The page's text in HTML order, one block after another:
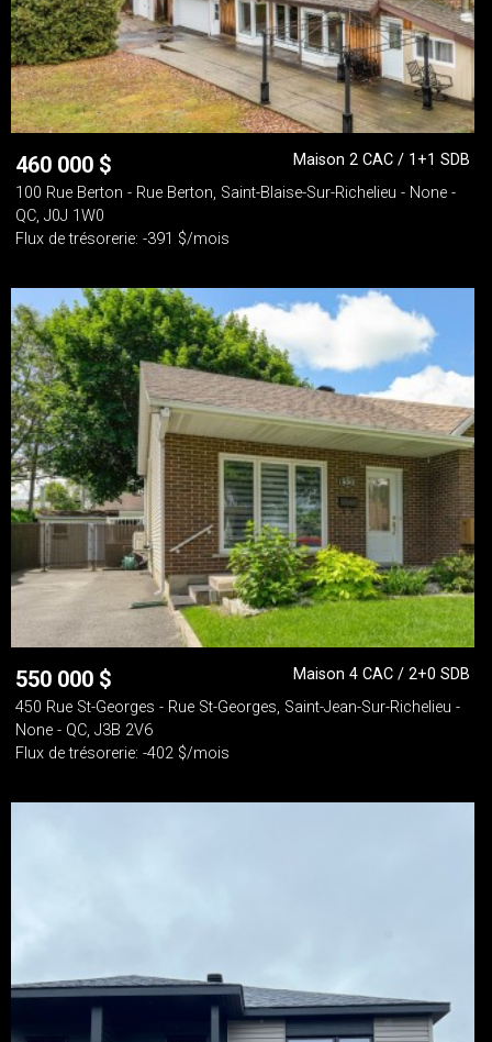
460 000 $
Maison 2 CAC / 1+1 SDB
100 Rue Berton - Rue Berton, Saint-Blaise-Sur-Richelieu - None -
QC, J0J 1W0
Flux de trésorerie: -391 $/mois
550 000 $
Maison 4 CAC / 2+0 SDB
450 Rue St-Georges - Rue St-Georges, Saint-Jean-Sur-Richelieu -
None - QC, J3B 2V6
Flux de trésorerie: -402 $/mois